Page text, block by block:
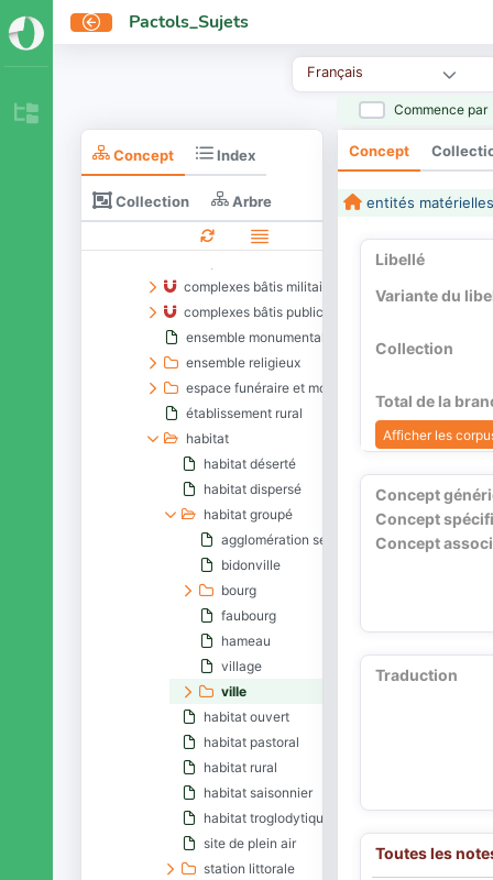
Pactols_Sujets
Français
Commence par
Concept Index
Collection Arbre
environnements bâtis
complexe bâti
campement
complexes bâtis à fonction commerciale ou de
complexes bâtis à fonction sanitaire
complexes bâtis militaires
complexes bâtis publics
ensemble monumental
ensemble religieux
espace funéraire et mortuaire
établissement rural
habitat
habitat déserté
habitat dispersé
habitat groupé
agglomération secondaire
bidonville
bourg
faubourg
hameau
village
ville
habitat ouvert
habitat pastoral
habitat rural
habitat saisonnier
habitat troglodytique
site de plein air
station littorale
Concept
entités matérielles
Libellé
Variante du
Collection
Total de la
Afficher les
Concept
Concept
Concept
Traduction
Toutes les